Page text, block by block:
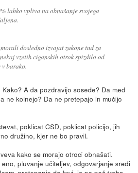
lahko vpliva na obnašanje svojega
dosledno izvajat zakone tud za
vzetih ciganskih otrok spizdilo od
barako.
A da pozdravijo sosede? Da med
ne kolnejo? Da ne pretepajo in mučijo
poklicat CSD, poklicat policijo, jih
družino, kjer ne bo pravil.
kako se morajo otroci obnašati.
pluvanje učiteljev, odgovarjanje sredi